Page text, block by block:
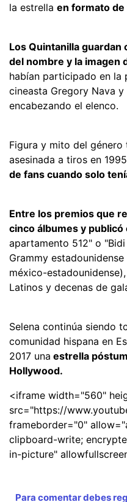
la estrella en formato
Los Quintanilla
del nombre y la imagen
habían participado en la
cineasta Gregory Nava
encabezando el elenco.
Figura y mito del género
asesinada a tiros en
de fans cuando solo
Entre los premios que
cinco álbumes y
apartamento 512" o
Grammy
méxico-
Latinos y decenas de
Selena continúa siendo
comunidad hispana en
2017 una estrella
Hollywood.
<iframe width="560"
src="https://
frameborder="0"
clipboard-write;
in-picture"
Para comentar debes